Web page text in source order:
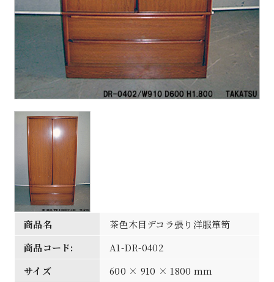
商品名
茶色木目デコラ張り洋服箪笥
商品コード:
A1-DR-0402
サイズ
600 × 910 × 1800 mm